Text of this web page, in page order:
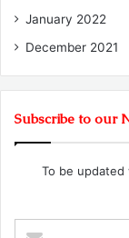
January 2022
December 2021
Subscribe to our
To be